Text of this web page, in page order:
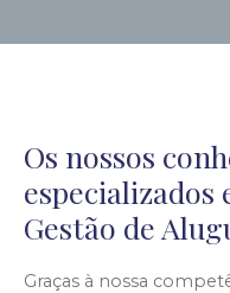
Os nossos
especializados
Gestão de
Graças à nossa